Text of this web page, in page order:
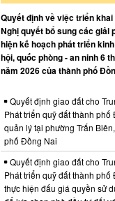
Quyết định về việc triển
Nghị quyết bổ sung các giải
hiện kế hoạch phát triển
hội, quốc phòng - an ninh 6
năm 2026 của thành phố
Quyết định giao đất cho
Phát triển quỹ đất thành phố
quản lý tại phường Trấn
phố Đồng Nai
Quyết định giao đất cho
Phát triển quỹ đất thành phố
thực hiện đấu giá quyền sử